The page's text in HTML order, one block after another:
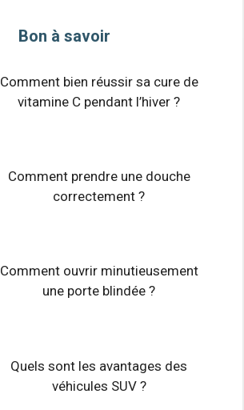
Bon à savoir
Comment bien réussir sa cure de
vitamine C pendant l’hiver ?
Comment prendre une douche
correctement ?
Comment ouvrir minutieusement
une porte blindée ?
Quels sont les avantages des
véhicules SUV ?